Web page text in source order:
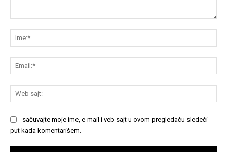
sačuvajte moje ime, e-mail i veb sajt u ovom pregledaču sledeći
put kada komentarišem.